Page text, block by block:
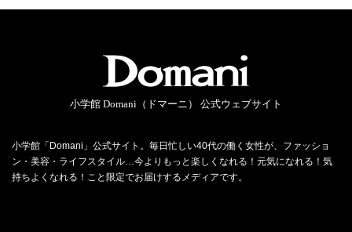
小学館 Domani（ドマーニ） 公式ウェブサイト
小学館「Domani」公式サイト。毎日忙しい40代の働く女性が、ファッショ
ン・美容・ライフスタイル…今よりもっと楽しくなれる！元気になれる！気
持ちよくなれる！こと限定でお届けするメディアです。